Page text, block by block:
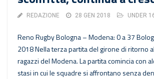
REDAZIONE 28 GEN 2018 UNDER
Reno Rugby Bologna – Modena: 0 a 37
2018 Nella terza partita del girone di ritorno
ragazzi del Modena. La partita comincia con
stasi in cui le squadre si affrontano senza